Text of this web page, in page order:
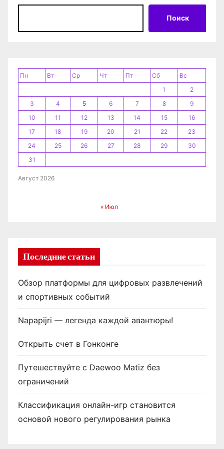
а
и
с
м
Поиск
Август 2026
Пн Вт Ср Чт Пт Сб
Вс
1
2
3
4 5 6 7 8
9
10
11 12 13 14 15
16
17
18 19 20 21 22
23
24
25 26 27 28 29
30
31
« Июл
Последние статьи
Обзор платформы для цифровых развлечений
и спортивных событий
Napapijri — легенда каждой авантюры!
Открыть счет в Гонконге
Путешествуйте с Daewoo Matiz без
ограничений
Классификация онлайн-игр становится
основой нового регулирования рынка